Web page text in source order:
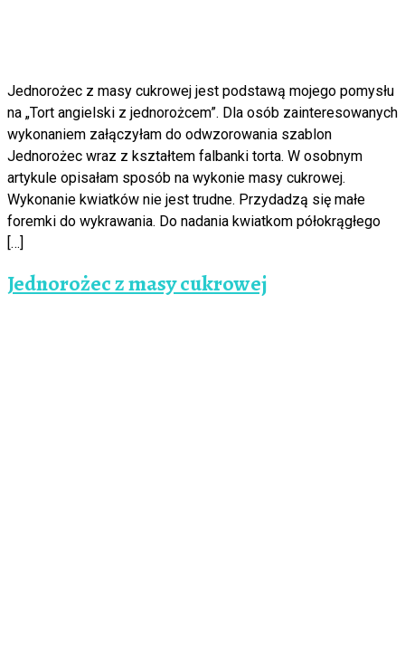
Jednorożec z masy cukrowej jest podstawą mojego pomysłu
na „Tort angielski z jednorożcem”. Dla osób zainteresowanych
wykonaniem załączyłam do odwzorowania szablon
Jednorożec wraz z kształtem falbanki torta. W osobnym
artykule opisałam sposób na wykonie masy cukrowej.
Wykonanie kwiatków nie jest trudne. Przydadzą się małe
foremki do wykrawania. Do nadania kwiatkom półokrągłego
[…]
Jednorożec z masy cukrowej